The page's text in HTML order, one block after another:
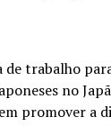
trabalho
no
promover a